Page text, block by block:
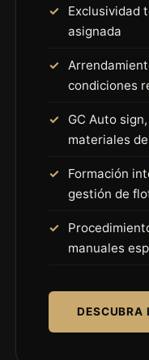
Exclusividad
asignada
condiciones
GC Auto
materiales
Formación
gestión de
manuales
DESCUBRA